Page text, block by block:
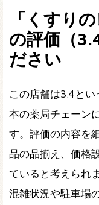
「くすり
の評価（
ださい
この店舗は3.4と
本の薬局チェーン
す。評価の内容を
品の品揃え、価格
ていると考えられ
混雑状況や駐車場